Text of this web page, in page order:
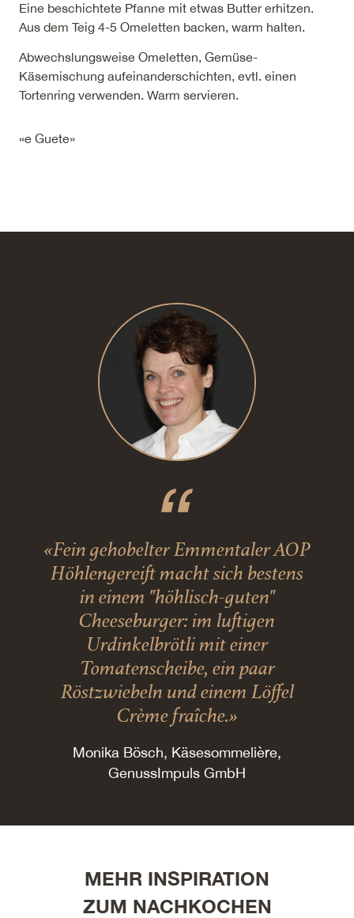
Eine beschichtete Pfanne mit etwas Butter erhitzen.
Aus dem Teig 4-5 Omeletten backen, warm halten.
Abwechslungsweise Omeletten, Gemüse-
Käsemischung aufeinanderschichten, evtl. einen
Tortenring verwenden. Warm servieren.
«e Guete»
«Fein gehobelter Emmentaler AOP
Höhlengereift macht sich bestens
in einem "höhlisch-guten"
Cheeseburger: im luftigen
Urdinkelbrötli mit einer
Tomatenscheibe, ein paar
Röstzwiebeln und einem Löffel
Crème fraîche.»
Monika Bösch, Käsesommelière,
GenussImpuls GmbH
MEHR INSPIRATION
ZUM NACHKOCHEN